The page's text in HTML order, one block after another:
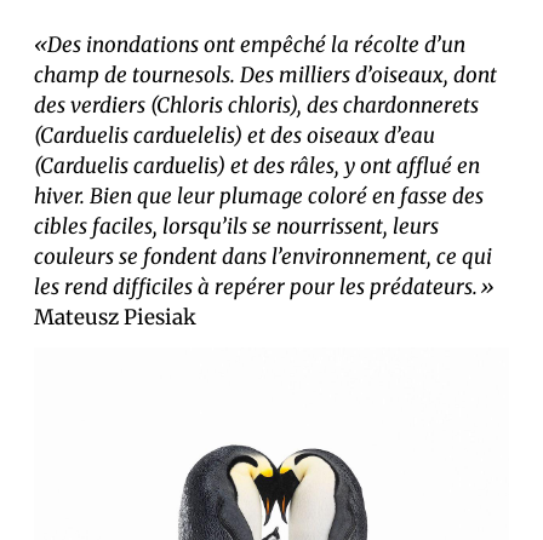
«Des inondations ont empêché la récolte d’un
champ de tournesols. Des milliers d’oiseaux, dont
des verdiers (Chloris chloris), des chardonnerets
(Carduelis carduelelis) et des oiseaux d’eau
(Carduelis carduelis) et des râles, y ont afflué en
hiver. Bien que leur plumage coloré en fasse des
cibles faciles, lorsqu’ils se nourrissent, leurs
couleurs se fondent dans l’environnement, ce qui
les rend difficiles à repérer pour les prédateurs.»
Mateusz Piesiak